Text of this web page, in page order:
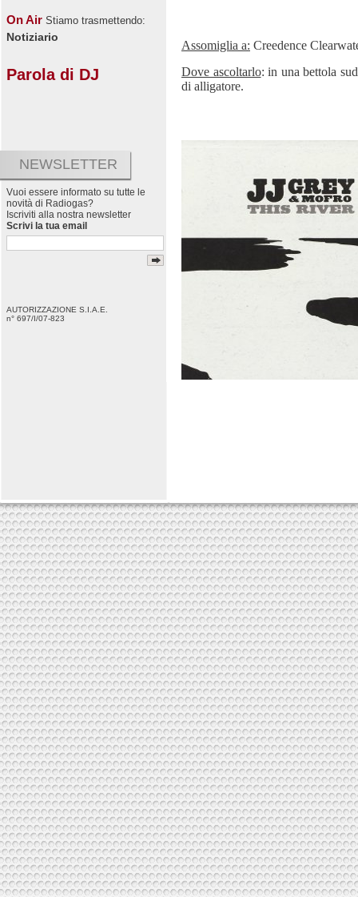
On Air Stiamo trasmettendo:
Notiziario
Parola di DJ
NEWSLETTER
Vuoi essere informato su tutte le
novità di Radiogas?
Iscriviti alla nostra newsletter
Scrivi la tua email
AUTORIZZAZIONE S.I.A.E.
n° 697/I/07-823
Assomiglia a: Creedence
Dove ascoltarlo: in una bettola
di alligatore.